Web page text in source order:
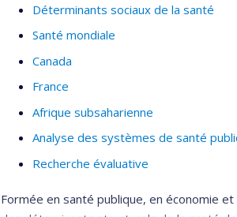
Déterminants sociaux de la santé
Santé mondiale
Canada
France
Afrique subsaharienne
Analyse des systèmes de santé
Recherche évaluative
Formée en santé publique, en économie